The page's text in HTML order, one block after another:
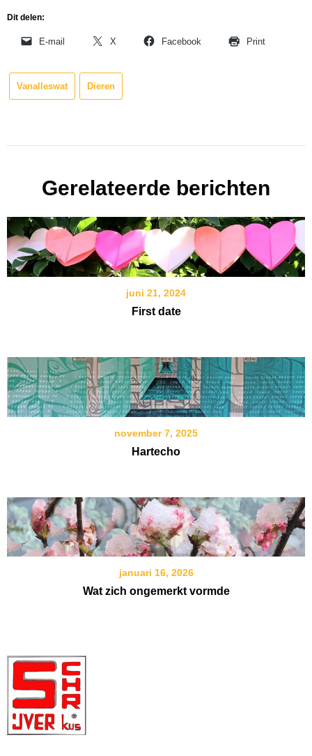
Dit delen:
E-mail X Facebook Print
Vanalleswat Dieren
Gerelateerde berichten
juni 21, 2024
First date
november 7, 2025
Hartecho
januari 16, 2026
Wat zich ongemerkt vormde